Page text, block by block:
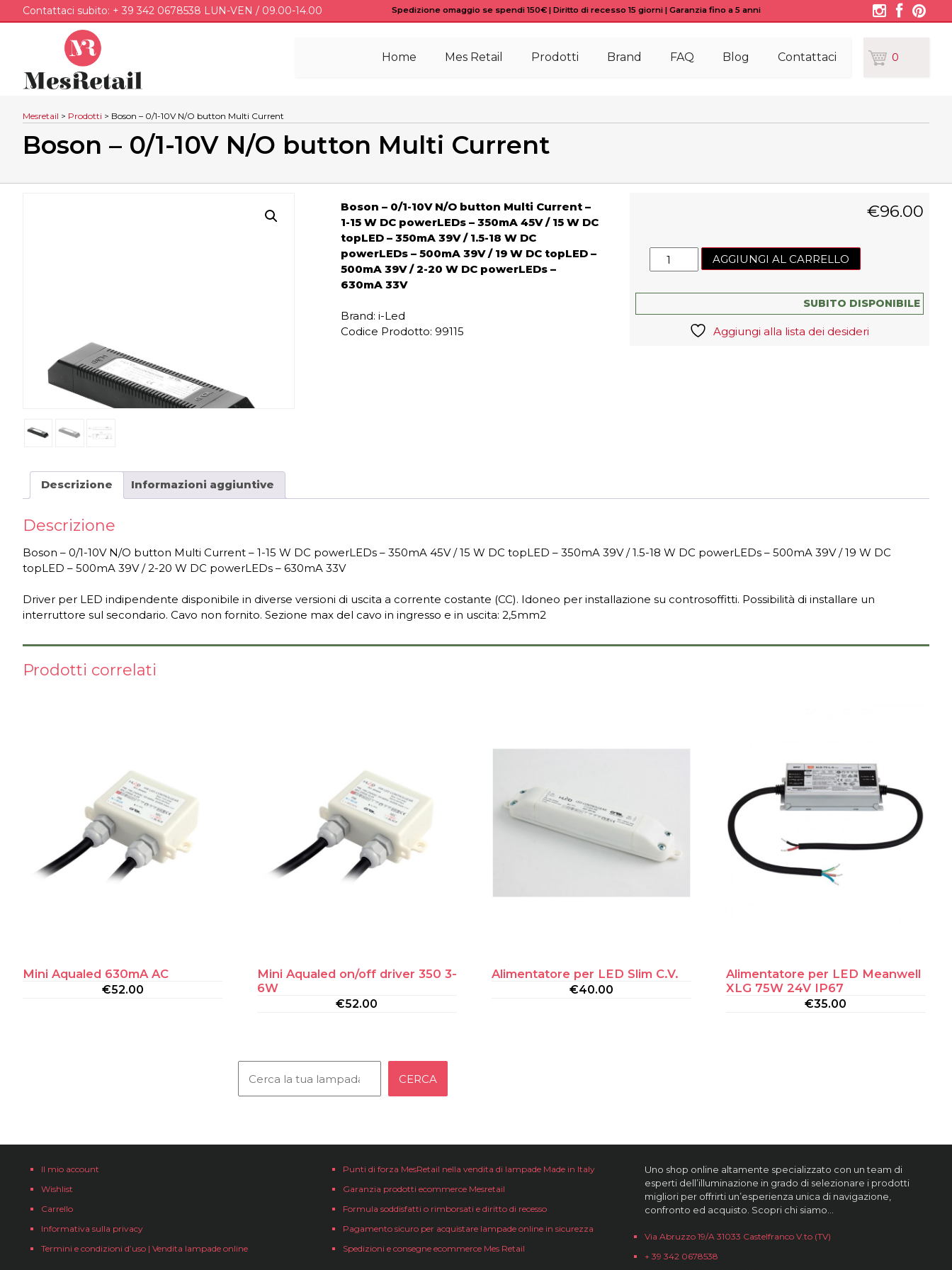
Contattaci subito: + 39 342 0678538 LUN-VEN / 09.00-14.00 Spedizione omaggio se spendi 150€ | Diritto di recesso 15 giorni | Garanzia fino a 5 anni
Home Mes Retail Prodotti Brand FAQ Blog Contattaci 0
Mesretail > Prodotti > Boson – 0/1-10V N/O button Multi Current
Boson – 0/1-10V N/O button Multi Current
€96.00
Boson
-
N/O
AGGIUNGI AL CARRELLO
SUBITO DISPONIBILE
Aggiungi alla lista dei desideri
Boson – 0/1-10V N/O button Multi Current –
1-15 W DC powerLEDs – 350mA 45V / 15 W DC
topLED – 350mA 39V / 1.5-18 W DC
powerLEDs – 500mA 39V / 19 W DC topLED –
500mA 39V / 2-20 W DC powerLEDs –
630mA 33V
Brand: i-Led
Codice Prodotto: 99115
Descrizione Informazioni aggiuntive
Descrizione
Boson – 0/1-10V N/O button Multi Current – 1-15 W DC powerLEDs – 350mA 45V / 15 W DC topLED – 350mA 39V / 1.5-18 W DC powerLEDs – 500mA 39V / 19 W DC
topLED – 500mA 39V / 2-20 W DC powerLEDs – 630mA 33V
Driver per LED indipendente disponibile in diverse versioni di uscita a corrente costante (CC). Idoneo per installazione su controsoffitti. Possibilità di installare un
interruttore sul secondario. Cavo non fornito. Sezione max del cavo in ingresso e in uscita: 2,5mm2
Prodotti correlati
Mini Aqualed 630mA AC
€52.00
Mini Aqualed on/off driver 350 3-
6W
€52.00
Alimentatore per LED Slim C.V.
€40.00
Alimentatore per LED Meanwell
XLG 75W 24V IP67
€35.00
CERCA
Il mio account
Wishlist
Carrello
Informativa sulla privacy
Termini e condizioni d’uso | Vendita lampade online
Punti di forza MesRetail nella vendita di lampade Made in Italy
Garanzia prodotti ecommerce Mesretail
Formula soddisfatti o rimborsati e diritto di recesso
Pagamento sicuro per acquistare lampade online in sicurezza
Spedizioni e consegne ecommerce Mes Retail
Uno shop online altamente specializzato con un team di
esperti dell’illuminazione in grado di selezionare i prodotti
migliori per offrirti un’esperienza unica di navigazione,
confronto ed acquisto. Scopri chi siamo…
Via Abruzzo 19/A 31033 Castelfranco V.to (TV)
+ 39 342 0678538